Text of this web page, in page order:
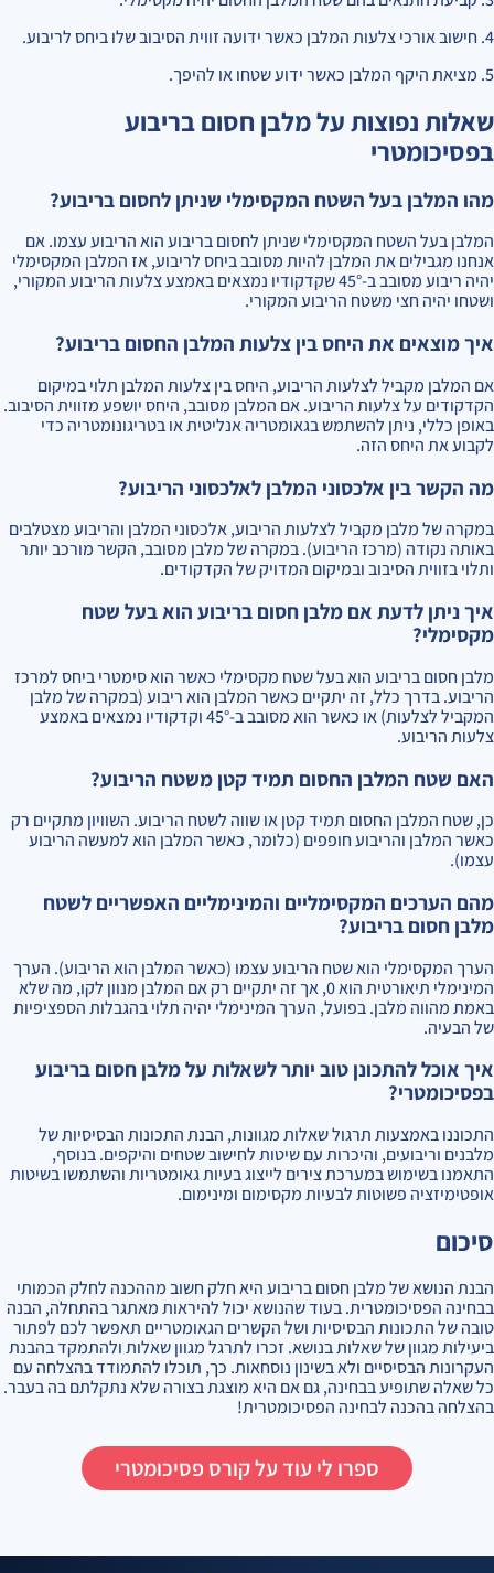
4. חישוב אורכי צלעות המלבן כאשר ידועה זווית הסיבוב שלו ביחס לריבוע.
5. מציאת היקף המלבן כאשר ידוע שטחו או להיפך.
שאלות נפוצות על מלבן חסום בריבוע
בפסיכומטרי
מהו המלבן בעל השטח המקסימלי שניתן לחסום בריבוע?
המלבן בעל השטח המקסימלי שניתן לחסום בריבוע הוא הריבוע עצמו. אם
אנחנו מגבילים את המלבן להיות מסובב ביחס לריבוע, אז המלבן המקסימלי
יהיה ריבוע מסובב ב-45° שקדקודיו נמצאים באמצע צלעות הריבוע המקורי,
ושטחו יהיה חצי משטח הריבוע המקורי.
איך מוצאים את היחס בין צלעות המלבן החסום בריבוע?
אם המלבן מקביל לצלעות הריבוע, היחס בין צלעות המלבן תלוי במיקום
הקדקודים על צלעות הריבוע. אם המלבן מסובב, היחס יושפע מזווית הסיבוב.
באופן כללי, ניתן להשתמש בגאומטריה אנליטית או בטריגונומטריה כדי
לקבוע את היחס הזה.
מה הקשר בין אלכסוני המלבן לאלכסוני הריבוע?
במקרה של מלבן מקביל לצלעות הריבוע, אלכסוני המלבן והריבוע מצטלבים
באותה נקודה (מרכז הריבוע). במקרה של מלבן מסובב, הקשר מורכב יותר
ותלוי בזווית הסיבוב ובמיקום המדויק של הקדקודים.
איך ניתן לדעת אם מלבן חסום בריבוע הוא בעל שטח
מקסימלי?
מלבן חסום בריבוע הוא בעל שטח מקסימלי כאשר הוא סימטרי ביחס למרכז
הריבוע. בדרך כלל, זה יתקיים כאשר המלבן הוא ריבוע (במקרה של מלבן
המקביל לצלעות) או כאשר הוא מסובב ב-45° וקדקודיו נמצאים באמצע
צלעות הריבוע.
האם שטח המלבן החסום תמיד קטן משטח הריבוע?
כן, שטח המלבן החסום תמיד קטן או שווה לשטח הריבוע. השוויון מתקיים רק
כאשר המלבן והריבוע חופפים (כלומר, כאשר המלבן הוא למעשה הריבוע
עצמו).
מהם הערכים המקסימליים והמינימליים האפשריים לשטח
מלבן חסום בריבוע?
הערך המקסימלי הוא שטח הריבוע עצמו (כאשר המלבן הוא הריבוע). הערך
המינימלי תיאורטית הוא 0, אך זה יתקיים רק אם המלבן מנוון לקו, מה שלא
באמת מהווה מלבן. בפועל, הערך המינימלי יהיה תלוי בהגבלות הספציפיות
של הבעיה.
איך אוכל להתכונן טוב יותר לשאלות על מלבן חסום בריבוע
בפסיכומטרי?
התכוננו באמצעות תרגול שאלות מגוונות, הבנת התכונות הבסיסיות של
מלבנים וריבועים, והיכרות עם שיטות לחישוב שטחים והיקפים. בנוסף,
התאמנו בשימוש במערכת צירים לייצוג בעיות גאומטריות והשתמשו בשיטות
אופטימיזציה פשוטות לבעיות מקסימום ומינימום.
סיכום
הבנת הנושא של מלבן חסום בריבוע היא חלק חשוב מההכנה לחלק הכמותי
בבחינה הפסיכומטרית. בעוד שהנושא יכול להיראות מאתגר בהתחלה, הבנה
טובה של התכונות הבסיסיות ושל הקשרים הגאומטריים תאפשר לכם לפתור
ביעילות מגוון של שאלות בנושא. זכרו לתרגל מגוון שאלות ולהתמקד בהבנת
העקרונות הבסיסיים ולא בשינון נוסחאות. כך, תוכלו להתמודד בהצלחה עם
כל שאלה שתופיע בבחינה, גם אם היא מוצגת בצורה שלא נתקלתם בה בעבר.
בהצלחה בהכנה לבחינה הפסיכומטרית!
ספרו לי עוד על קורס פסיכומטרי